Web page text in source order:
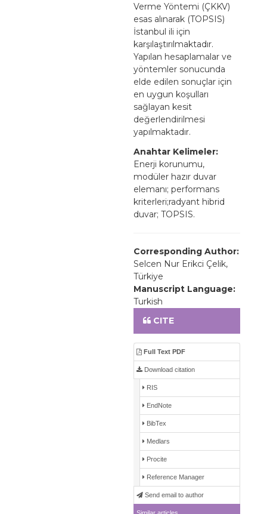
Verme Yöntemi (ÇKKV)
esas alınarak (TOPSIS)
İstanbul ili için
karşılaştırılmaktadır.
Yapılan hesaplamalar ve
yöntemler sonucunda
elde edilen sonuçlar için
en uygun koşulları
sağlayan kesit
değerlendirilmesi
yapılmaktadır.
Anahtar Kelimeler:
Enerji korunumu,
modüler hazır duvar
elemanı; performans
kriterleri;radyant hibrid
duvar; TOPSIS.
Corresponding Author:
Selcen Nur Erikci Çelik,
Türkiye
Manuscript Language:
Turkish
CITE
Full Text PDF
Download citation
RIS
EndNote
BibTex
Medlars
Procite
Reference Manager
Send email to author